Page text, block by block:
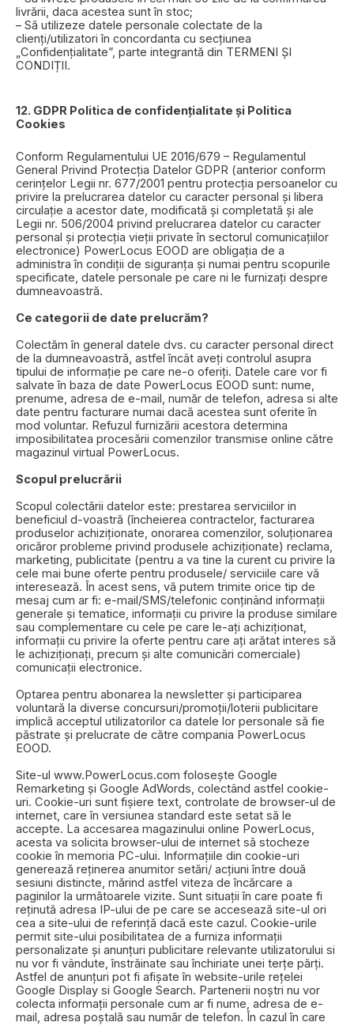
livrării, daca acestea sunt în stoc;
– Să utilizeze datele personale colectate de la
clienți/utilizatori în concordanta cu secțiunea
„Confidențialitate”, parte integrantă din TERMENI ȘI
CONDIȚII.
12. GDPR Politica de confidențialitate și Politica
Cookies
Conform Regulamentului UE 2016/679 – Regulamentul
General Privind Protecția Datelor GDPR (anterior conform
cerințelor Legii nr. 677/2001 pentru protecția persoanelor cu
privire la prelucrarea datelor cu caracter personal și libera
circulație a acestor date, modificată și completată și ale
Legii nr. 506/2004 privind prelucrarea datelor cu caracter
personal și protecția vieții private în sectorul comunicațiilor
electronice) PowerLocus EOOD are obligația de a
administra în condiții de siguranța și numai pentru scopurile
specificate, datele personale pe care ni le furnizați despre
dumneavoastră.
Ce categorii de date prelucrăm?
Colectăm în general datele dvs. cu caracter personal direct
de la dumneavoastră, astfel încât aveți controlul asupra
tipului de informație pe care ne-o oferiți. Datele care vor fi
salvate în baza de date PowerLocus EOOD sunt: nume,
prenume, adresa de e-mail, număr de telefon, adresa si alte
date pentru facturare numai dacă acestea sunt oferite în
mod voluntar. Refuzul furnizării acestora determina
imposibilitatea procesării comenzilor transmise online către
magazinul virtual PowerLocus.
Scopul prelucrării
Scopul colectării datelor este: prestarea serviciilor in
beneficiul d-voastră (încheierea contractelor, facturarea
produselor achiziționate, onorarea comenzilor, soluționarea
oricăror probleme privind produsele achiziționate) reclama,
marketing, publicitate (pentru a va tine la curent cu privire la
cele mai bune oferte pentru produsele/ serviciile care vă
interesează. În acest sens, vă putem trimite orice tip de
mesaj cum ar fi: e-mail/SMS/telefonic conținând informații
generale și tematice, informații cu privire la produse similare
sau complementare cu cele pe care le-ați achiziționat,
informații cu privire la oferte pentru care ați arătat interes să
le achiziționați, precum și alte comunicări comerciale)
comunicații electronice.
Optarea pentru abonarea la newsletter și participarea
voluntară la diverse concursuri/promoții/loterii publicitare
implică acceptul utilizatorilor ca datele lor personale să fie
păstrate și prelucrate de către compania PowerLocus
EOOD.
Site-ul www.PowerLocus.com folosește Google
Remarketing și Google AdWords, colectând astfel cookie-
uri. Cookie-uri sunt fișiere text, controlate de browser-ul de
internet, care în versiunea standard este setat să le
accepte. La accesarea magazinului online PowerLocus,
acesta va solicita browser-ului de internet să stocheze
cookie în memoria PC-ului. Informațiile din cookie-uri
generează reținerea anumitor setări/ acțiuni între două
sesiuni distincte, mărind astfel viteza de încărcare a
paginilor la următoarele vizite. Sunt situații în care poate fi
reținută adresa IP-ului de pe care se accesează site-ul ori
cea a site-ului de referință dacă este cazul. Cookie-urile
permit site-ului posibilitatea de a furniza informații
personalizate și anunțuri publicitare relevante utilizatorului si
nu vor fi vândute, înstrăinate sau închiriate unei terțe părți.
Astfel de anunțuri pot fi afișate în website-urile rețelei
Google Display si Google Search. Partenerii noștri nu vor
colecta informații personale cum ar fi nume, adresa de e-
mail, adresa poștală sau număr de telefon. În cazul în care